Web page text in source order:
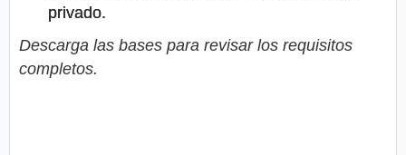
privado.
Descarga las bases para revisar los requisitos
completos.